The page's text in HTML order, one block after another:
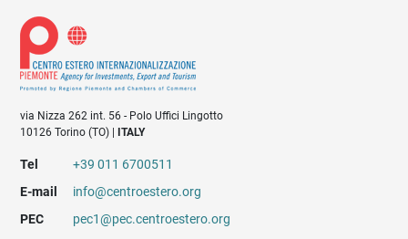
via Nizza 262 int. 56 - Polo Uffici Lingotto
10126 Torino (TO) |
ITALY
Tel
+39 011 6700511
E-mail
info@centroestero.org
PEC
pec1@pec.centroestero.org